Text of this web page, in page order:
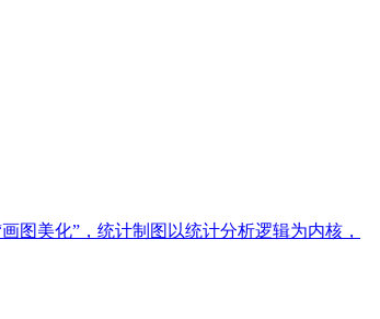
图美化”，统计制图以统计分析逻辑为内核，